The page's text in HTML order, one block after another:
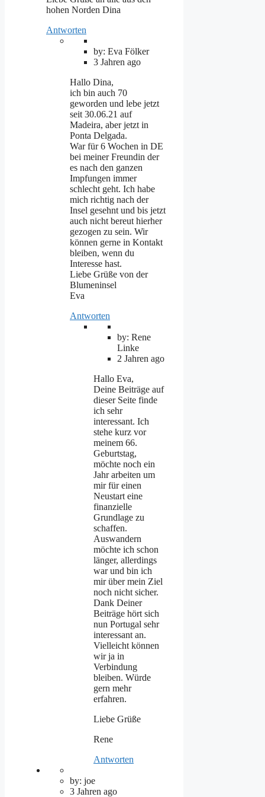
hohen Norden Dina
Antworten
by: Eva Fölker
3 Jahren ago
Hallo Dina,
ich bin auch 70
geworden und lebe jetzt
seit 30.06.21 auf
Madeira, aber jetzt in
Ponta Delgada.
War für 6 Wochen in DE
bei meiner Freundin der
es nach den ganzen
Impfungen immer
schlecht geht. Ich habe
mich richtig nach der
Insel gesehnt und bis jetzt
auch nicht bereut hierher
gezogen zu sein. Wir
können gerne in Kontakt
bleiben, wenn du
Interesse hast.
Liebe Grüße von der
Blumeninsel
Eva
Antworten
by: Rene
Linke
2 Jahren ago
Hallo Eva,
Deine Beiträge auf
dieser Seite finde
ich sehr
interessant. Ich
stehe kurz vor
meinem 66.
Geburtstag,
möchte noch ein
Jahr arbeiten um
mir für einen
Neustart eine
finanzielle
Grundlage zu
schaffen.
Auswandern
möchte ich schon
länger, allerdings
war und bin ich
mir über mein Ziel
noch nicht sicher.
Dank Deiner
Beiträge hört sich
nun Portugal sehr
interessant an.
Vielleicht können
wir ja in
Verbindung
bleiben. Würde
gern mehr
erfahren.
Liebe Grüße
Rene
Antworten
by: joe
3 Jahren ago